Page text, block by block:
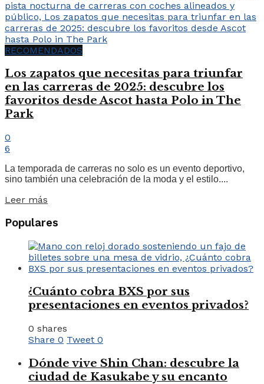
RECOMENDADOS
Los zapatos que necesitas para triunfar
en las carreras de 2025: descubre los
favoritos desde Ascot hasta Polo in The
Park
0
6
La temporada de carreras no solo es un evento deportivo,
sino también una celebración de la moda y el estilo....
Leer más
Populares
¿Cuánto cobra BXS por sus
presentaciones en eventos privados?
0 shares
Share 0 Tweet 0
Dónde vive Shin Chan: descubre la
ciudad de Kasukabe y su encanto